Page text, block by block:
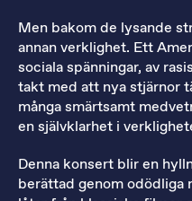
Men bakom de lysande
annan verklighet. Ett
sociala spänningar, av
takt med att nya stjärnor
många smärtsamt
en självklarhet i
Denna konsert blir en
berättad genom odödliga